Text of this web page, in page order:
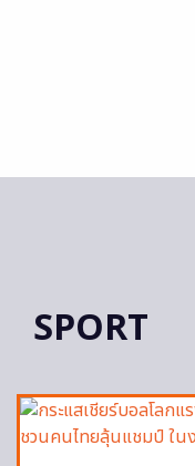
SPORT